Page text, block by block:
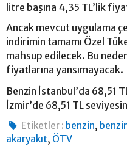
litre başına 4,35 TL’lik
Ancak mevcut uygulama
indirimin tamamı Özel
mahsup edilecek. Bu
fiyatlarına yansımayacak.
Benzin İstanbul’da 68,51
İzmir’de 68,51 TL
Etiketler : benzin,
akaryakıt, ÖTV